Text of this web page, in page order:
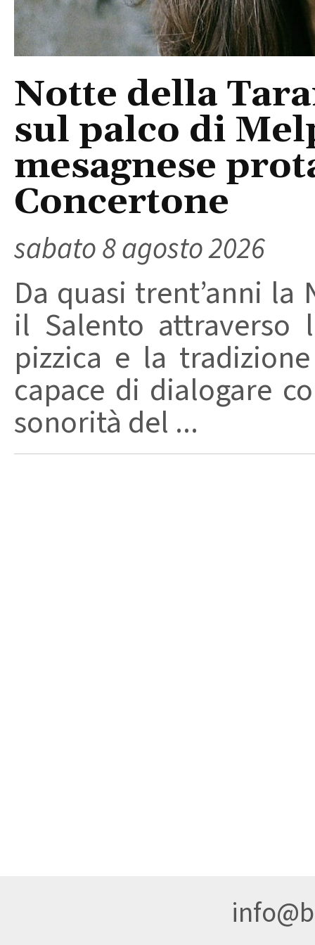
Notte della
sul palco di
mesagnese
Concertone
sabato 8 agosto 2026
Da quasi trent’anni
il Salento attraverso
pizzica e la
capace di dialogare
sonorità del ...